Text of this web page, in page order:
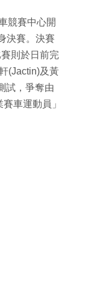
競賽中心開
決賽。決賽
則於日前完
(Jactin)及黃
試，爭奪由
車運動員」